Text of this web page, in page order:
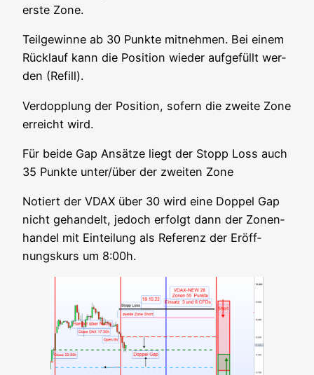
ers­te Zone.
Teil­ge­win­ne ab 30 Punk­te mit­neh­men. Bei einem
Rück­lauf kann die Posi­ti­on wie­der auf­ge­füllt wer­
den (Refill).
Ver­dopp­lung der Posi­ti­on, sofern die zwei­te Zone
erreicht wird.
Für bei­de Gap Ansät­ze liegt der Stopp Loss auch
35 Punk­te unter/über der zwei­ten Zone
Notiert der VDAX über 30 wird eine Dop­pel Gap
nicht gehan­delt, jedoch erfolgt dann der Zonen­
han­del mit Ein­tei­lung als Refe­renz der Eröff­
nungs­kurs um 8:00h.